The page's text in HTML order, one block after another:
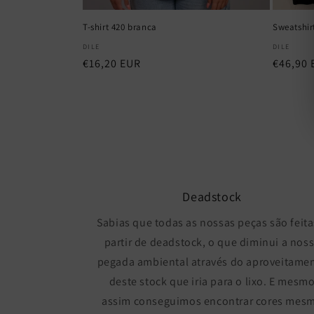
T-shirt 420 branca
Fornecedor:
DILE
Preço
€16,20 EUR
DILE
Preço
€46,90
Deadstock
Sabias que todas as nossas peças são
partir de deadstock, o que diminui a
pegada ambiental através do
deste stock que iria para o lixo. E mesmo
assim conseguimos encontrar cores